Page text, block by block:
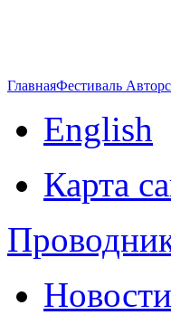
ГлавнаяФестиваль
English
Карта